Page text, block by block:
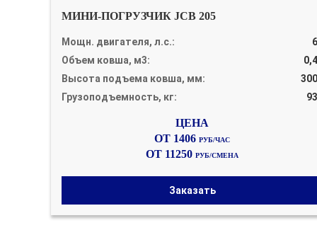
МИНИ-ПОГРУЗЧИК JCB 205
Мощн. двигателя, л.с.:
Объем ковша, м3:
Высота подъема ковша, мм:
Грузоподъемность, кг:
ОТ 1406РУБ/ЧАС
ОТ 11250РУБ/СМЕНА
Заказать